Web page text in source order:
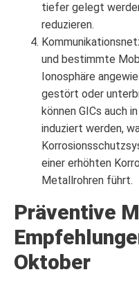
tiefer gelegt
reduzieren.
und bestimmte
Ionosphäre
gestört oder
können GICs auch
induziert werden,
einer erhöhten
Metallrohren führt.
Präventive
Oktober